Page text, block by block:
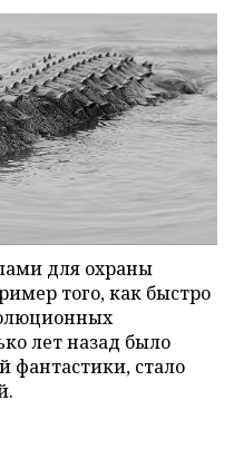
для охраны
того, как быстро
лет назад было
фантастики, стало